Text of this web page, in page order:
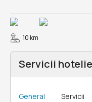
10 km
Servicii
General Servicii